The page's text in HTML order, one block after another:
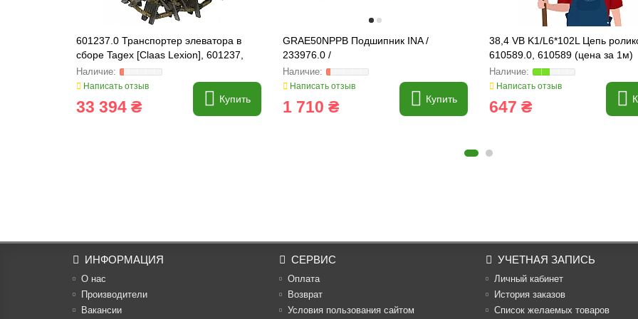
601237.0 Транспортер элеватора в
сборе Tagex [Claas Lexion], 601237,
795577.0, 795577
Написать отзыв
33 394 ₴ Купить
GRAE50NPPB Подшипник INA /
233976.0 /
Написать отзыв
1 710 ₴ Купить
38,4 VB K1/L6*102L Цепь
610589.0, 610589 (цена за 1м)
Написать отзыв
647 ₴
ИНФОРМАЦИЯ
О нас
Производители
Вакансии
СЕРВИС
Оплата
Возврат
Условия пользования сайтом
УЧЕТНАЯ ЗАПИСЬ
Личный кабинет
История заказов
Список желаемых товаров